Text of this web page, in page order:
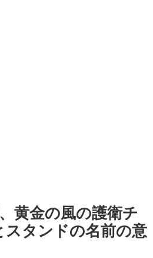
黄金の風の護衛チ
スタンドの名前の意